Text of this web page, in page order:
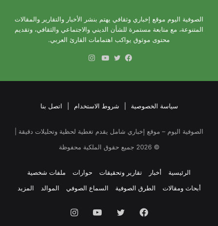
الصوفية اليوم موقع إخباري وثقافي يهتم بنشر الأخبار والتقارير والمقالات
المتنوعة، مع متابعة مستمرة للشأن الديني والاجتماعي والثقافي، وتقديم
محتوى موثوق يواكب اهتمامات القارئ العربي.
سياسة الخصوصية شروط الاستخدام اتصل بنا
الصوفية اليوم – موقع إخباري شامل يقدم تغطية لحظية وتحليلات دقيقة |
©
2026 جميع حقوق الملكية محفوظة
الرئيسية أخبار تقارير وتحقيقات حوارات
ملفات شخصية
أبحاث ومقالات
الطرق الصوفية السماع الصوفي الموالد المزيد
فيسبوك تويتر يوتيوب